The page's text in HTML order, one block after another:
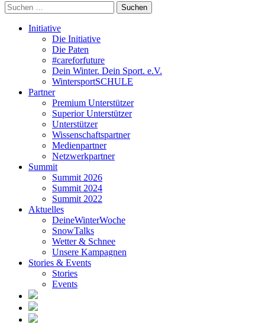
Suchen
nach:
Initiative
Die Initiative
Die Paten
#careforfuture
Dein Winter. Dein Sport. e.V.
WintersportSCHULE
Partner
Premium Unterstützer
Superior Unterstützer
Unterstützer
Wissenschaftspartner
Medienpartner
Netzwerkpartner
Summit
Summit 2026
Summit 2024
Summit 2022
Aktuelles
DeineWinterWoche
SnowTalks
Wetter & Schnee
Unsere Kampagnen
Stories & Events
Stories
Events